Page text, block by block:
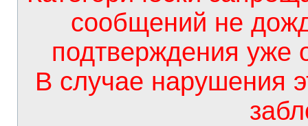
сообщений не
подтверждения уже
В случае нарушения